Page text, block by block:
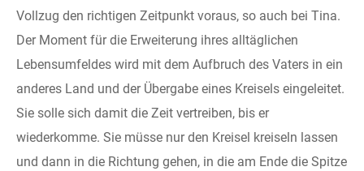
Vollzug den richtigen Zeitpunkt voraus, so auch bei Tina.
Der Moment für die Erweiterung ihres alltäglichen
Lebensumfeldes wird mit dem Aufbruch des Vaters in ein
anderes Land und der Übergabe eines Kreisels eingeleitet.
Sie solle sich damit die Zeit vertreiben, bis er
wiederkomme. Sie müsse nur den Kreisel kreiseln lassen
und dann in die Richtung gehen, in die am Ende die Spitze